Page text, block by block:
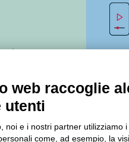
Legacoop
web raccoglie
utenti
noi e i nostri partner
come, ad esempio, la